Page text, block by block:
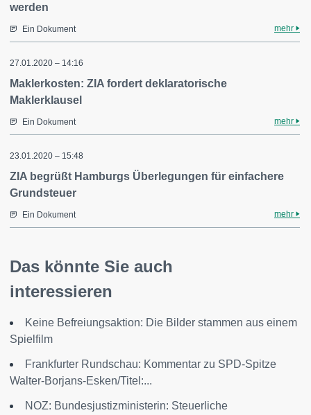
werden
Ein Dokument mehr
27.01.2020 – 14:16
Maklerkosten: ZIA fordert deklaratorische
Maklerklausel
Ein Dokument mehr
23.01.2020 – 15:48
ZIA begrüßt Hamburgs Überlegungen für einfachere
Grundsteuer
Ein Dokument mehr
Das könnte Sie auch
interessieren
Keine Befreiungsaktion: Die Bilder stammen aus einem
Spielfilm
Frankfurter Rundschau: Kommentar zu SPD-Spitze
Walter-Borjans-Esken/Titel:...
NOZ: Bundesjustizministerin: Steuerliche